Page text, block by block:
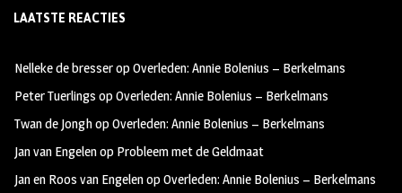
b
oo
k
ag
m
tt
LAATSTE REACTIES
Nelleke de bresseropOverleden: Annie Bolenius – Berkelmans
Peter Tuerlings opOverleden: Annie Bolenius – Berkelmans
Twan de JonghopOverleden: Annie Bolenius – Berkelmans
Jan van Engelenop Probleem met de Geldmaat
Jan en Roos van EngelenopOverleden: Annie Bolenius – Berkelmans